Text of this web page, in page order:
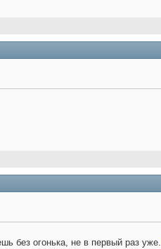
без огонька, не в первый раз уже.